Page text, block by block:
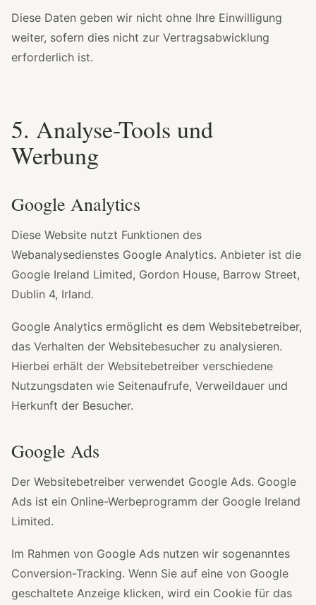
Diese Daten geben wir nicht ohne Ihre Einwilligung
weiter, sofern dies nicht zur Vertragsabwicklung
erforderlich ist.
5. Analyse-Tools und
Werbung
Google Analytics
Diese Website nutzt Funktionen des
Webanalysedienstes Google Analytics. Anbieter ist die
Google Ireland Limited, Gordon House, Barrow Street,
Dublin 4, Irland.
Google Analytics ermöglicht es dem Websitebetreiber,
das Verhalten der Websitebesucher zu analysieren.
Hierbei erhält der Websitebetreiber verschiedene
Nutzungsdaten wie Seitenaufrufe, Verweildauer und
Herkunft der Besucher.
Google Ads
Der Websitebetreiber verwendet Google Ads. Google
Ads ist ein Online-Werbeprogramm der Google Ireland
Limited.
Im Rahmen von Google Ads nutzen wir sogenanntes
Conversion-Tracking. Wenn Sie auf eine von Google
geschaltete Anzeige klicken, wird ein Cookie für das